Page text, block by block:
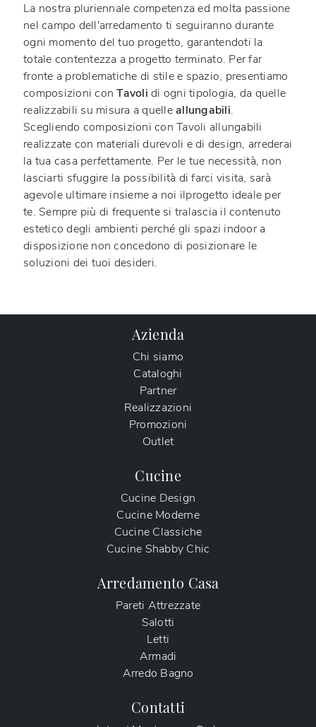
La nostra pluriennale competenza ed molta passione
nel campo dell'arredamento ti seguiranno durante
ogni momento del tuo progetto, garantendoti la
totale contentezza a progetto terminato. Per far
fronte a problematiche di stile e spazio, presentiamo
composizioni conTavoli di ogni tipologia, da quelle
realizzabili su misura a quelleallungabili.
Scegliendo composizioni con Tavoli allungabili
realizzate con materiali durevoli e di design, arrederai
la tua casa perfettamente. Per le tue necessità, non
lasciarti sfuggire la possibilità di farci visita, sarà
agevole ultimare insieme a noi ilprogetto ideale per
te. Sempre più di frequente si tralascia il contenuto
estetico degli ambienti perché gli spazi indoor a
disposizione non concedono di posizionare le
soluzioni dei tuoi desideri.
Azienda
Chi siamo
Cataloghi
Partner
Realizzazioni
Promozioni
Outlet
Cucine
Cucine Design
Cucine Moderne
Cucine Classiche
Cucine Shabby Chic
Arredamento Casa
Pareti Attrezzate
Salotti
Letti
Armadi
Arredo Bagno
Contatti